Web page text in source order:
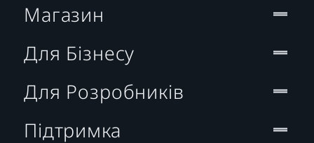
Магазин
Для Бізнесу
Для Розробників
Підтримка